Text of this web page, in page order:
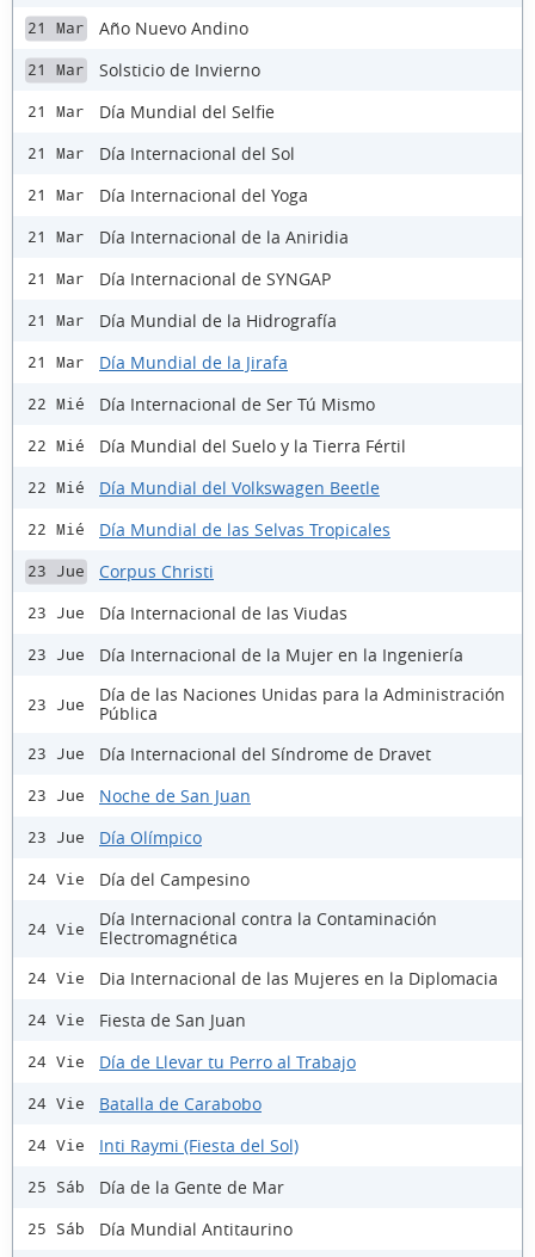
21 Mar Año Nuevo Andino
21 Mar Solsticio de Invierno
21 Mar Día Mundial del Selfie
21 Mar Día Internacional del Sol
21 Mar Día Internacional del Yoga
21 Mar Día Internacional de la Aniridia
21 Mar Día Internacional de SYNGAP
21 Mar Día Mundial de la Hidrografía
21 Mar Día Mundial de la Jirafa
22 Mié Día Internacional de Ser Tú Mismo
22 Mié Día Mundial del Suelo y la Tierra Fértil
22 Mié Día Mundial del Volkswagen Beetle
22 Mié Día Mundial de las Selvas Tropicales
23 Jue Corpus Christi
23 Jue Día Internacional de las Viudas
23 Jue Día Internacional de la Mujer en la Ingeniería
23 Jue
Día de las Naciones Unidas para la Administración
Pública
23 Jue Día Internacional del Síndrome de Dravet
23 Jue Noche de San Juan
23 Jue Día Olímpico
24 Vie Día del Campesino
24 Vie
Día Internacional contra la Contaminación
Electromagnética
24 Vie Dia Internacional de las Mujeres en la Diplomacia
24 Vie Fiesta de San Juan
24 Vie Día de Llevar tu Perro al Trabajo
24 Vie Batalla de Carabobo
24 Vie Inti Raymi (Fiesta del Sol)
25 Sáb Día de la Gente de Mar
25 Sáb Día Mundial Antitaurino